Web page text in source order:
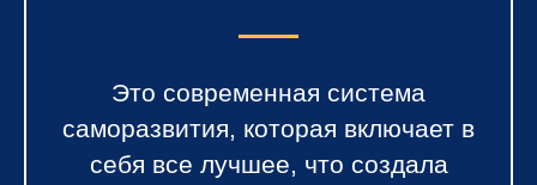
Это современная система
саморазвития, которая включает в
себя все лучшее, что создала